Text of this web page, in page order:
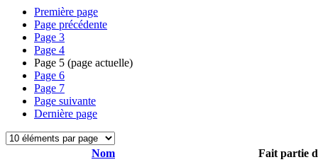
Première page
Page précédente
Page 3
Page 4
Page 5 (page actuelle)
Page 6
Page 7
Page suivante
Dernière page
Nom
Fait partie